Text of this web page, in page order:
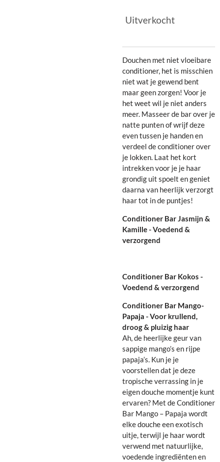
Uitverkocht
Douchen met niet vloeibare
conditioner, het is misschien
niet wat je gewend bent
maar geen zorgen! Voor je
het weet wil je niet anders
meer. Masseer de bar over je
natte punten of wrijf deze
even tussen je handen en
verdeel de conditioner over
je lokken. Laat het kort
intrekken voor je je haar
grondig uit spoelt en geniet
daarna van heerlijk verzorgt
haar tot in de puntjes!
Conditioner Bar Jasmijn &
Kamille - Voedend &
verzorgend
Conditioner Bar Kokos -
Voedend & verzorgend
Conditioner Bar Mango-
Papaja - Voor krullend,
droog & pluizig haar
Ah, de heerlijke geur van
sappige mango’s en rijpe
papaja’s. Kun je je
voorstellen dat je deze
tropische verrassing in je
eigen douche momentje kunt
ervaren? Met de Conditioner
Bar Mango – Papaja wordt
elke douche een exotisch
uitje, terwijl je haar wordt
verwend met natuurlijke,
voedende ingrediënten en